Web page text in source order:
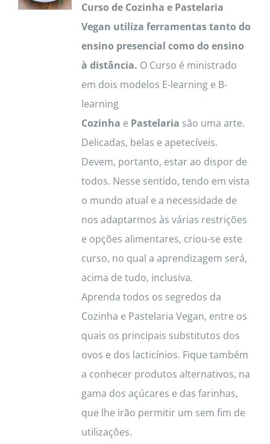
Curso de Cozinha e Pastelaria
Vegan utiliza ferramentas tanto do
ensino presencial como do ensino
à distância. O Curso é ministrado
em dois modelos E-learning e B-
learning
Cozinha e Pastelaria são uma arte.
Delicadas, belas e apetecíveis.
Devem, portanto, estar ao dispor de
todos. Nesse sentido, tendo em vista
o mundo atual e a necessidade de
nos adaptarmos às várias restrições
e opções alimentares, criou-se este
curso, no qual a aprendizagem será,
acima de tudo, inclusiva.
Aprenda todos os segredos da
Cozinha e Pastelaria Vegan, entre os
quais os principais substitutos dos
ovos e dos lacticínios. Fique também
a conhecer produtos alternativos, na
gama dos açúcares e das farinhas,
que lhe irão permitir um sem fim de
utilizações.